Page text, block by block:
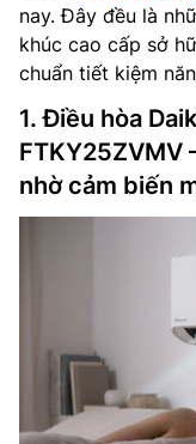
nay. Đây đều là
khúc cao cấp sở
chuẩn tiết kiệm
1. Điều hòa
FTKY25ZVMV
nhờ cảm biến